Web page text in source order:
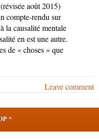
août 2015)
compte-rendu sur
la causalité mentale
en est une autre.
de « choses » que
Leave comment
^